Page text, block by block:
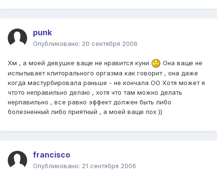
punk
Опубликовано: 20 сентября 2006
Хм , а моей девушке ваще не нравится куни
Она ваще не
испытывает клиторального оргазма как говорит , она даже
когда мастурбировала раньше - не кончала ОО Хотя может я
чтото неправильно делаю , хотя что там можно делать
нерпавильно , все равно эффект должен быть либо
болезненный либо приятный , а моей ваще пох ))
francisco
Опубликовано: 21 сентября 2006